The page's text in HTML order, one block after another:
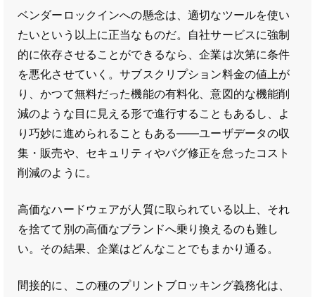
ベンダーロックインへの懸念は、適切なツールを使い
たいという以上に正当なものだ。自社サービスに強制
的に依存させることができるなら、企業は次第に条件
を悪化させていく。サブスクリプション料金の値上が
り、かつて無料だった機能の有料化、意図的な機能削
減のような目に見える形で進行することもあるし、よ
り巧妙に進められることもある――ユーザデータの収
集・販売や、セキュリティやバグ修正を怠ったコスト
削減のように。
高価なハードウェアが人質に取られている以上、それ
を捨てて別の高価なブランドへ乗り換えるのも難し
い。その結果、企業はどんなことでもまかり通る。
間接的に、この種のプリントブロッキング義務化は、